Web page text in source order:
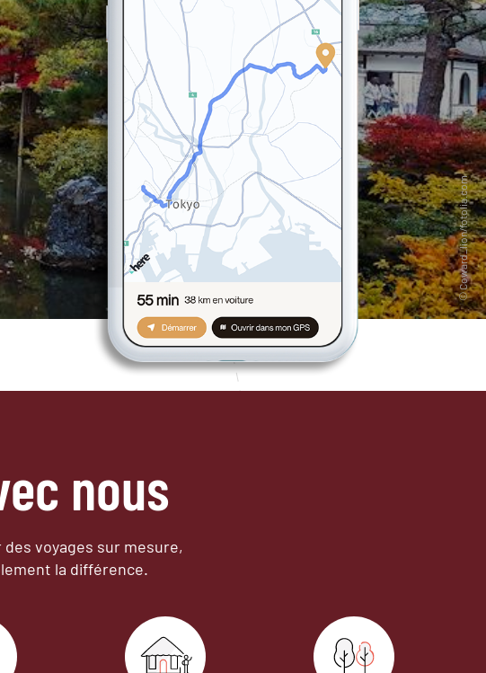
nous
voyages sur mesure,
la différence.